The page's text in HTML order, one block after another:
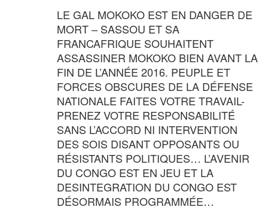
LE GAL MOKOKO EST EN DANGER DE
MORT – SASSOU ET SA
FRANCAFRIQUE SOUHAITENT
ASSASSINER MOKOKO BIEN AVANT LA
FIN DE L’ANNÉE 2016. PEUPLE ET
FORCES OBSCURES DE LA DÉFENSE
NATIONALE FAITES VOTRE TRAVAIL-
PRENEZ VOTRE RESPONSABILITÉ
SANS L’ACCORD NI INTERVENTION
DES SOIS DISANT OPPOSANTS OU
RÉSISTANTS POLITIQUES… L’AVENIR
DU CONGO EST EN JEU ET LA
DESINTEGRATION DU CONGO EST
DÉSORMAIS PROGRAMMÉE…